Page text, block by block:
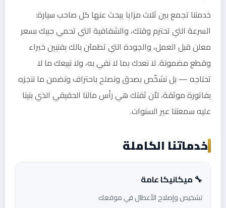
خدمتنا تجمع بين ثلاث مزايا يبحث عنها كل صاحب سيارة:
السرعة التي تحترم وقتك، والشفافية التي تحمي جيبك بسعر
معلن قبل العمل، والجودة التي تطمئن بالك بفنيين خبراء
وقطع مضمونة. لا نعدك بما لا نفي به، ولا نبيعك ما لا
تحتاجه — بل نشخّص بصدق ونصلح باحتراف ونضمن ما ننجزه
بفاتورة موثقة، لأن ثقتك هي رأس مالنا الحقيقي الذي بنينا
عليه سمعتنا عبر السنوات.
خدماتنا الكاملة
🔧 ميكانيكا عامة
تشخيص وإصلاح الأعطال في موقعك